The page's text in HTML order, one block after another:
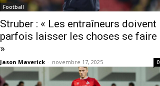
Football
Struber : « Les entraîneurs doivent
parfois laisser les choses se faire
»
Jason Maverick - novembre 17, 2025 0